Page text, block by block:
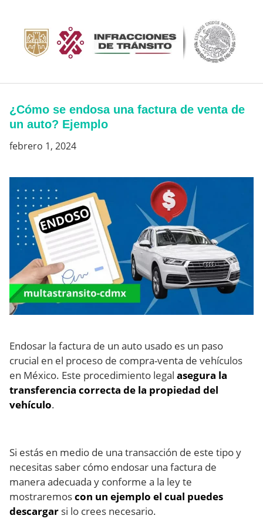
contenido
¿Cómo se endosa una factura de venta de
un auto? Ejemplo
febrero 1, 2024
Endosar la factura de un auto usado es un paso
crucial en el proceso de compra-venta de vehículos
en México. Este procedimiento legal asegura la
transferencia correcta de la propiedad del
vehículo.
Si estás en medio de una transacción de este tipo y
necesitas saber cómo endosar una factura de
manera adecuada y conforme a la ley te
mostraremoscon un ejemplo el cual puedes
descargar si lo crees necesario.